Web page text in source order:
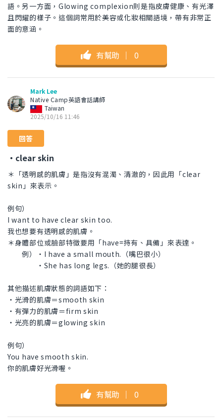
語。另一方面，Glowing complexion則是指皮膚健康、有光澤
且閃耀的樣子。這個詞常用於美容或化妝相關語境，帶有非常正
面的意涵。
有幫助 ｜ 0
Mark Lee
Native Camp英語會話講師
Taiwan
2025/10/16 11:46
回答
・clear skin
＊「透明感的肌膚」是指沒有混濁、清澈的，因此用「clear
skin」來表示。
例句）
I want to have clear skin too.
我也想要有透明感的肌膚。
＊身體部位或臉部特徵要用「have=持有、具備」來表達。
例）・​​I have a small mouth.（嘴巴很小）
・She has long legs.（她的腿很長）
其他描述肌膚狀態的詞語如下：
・光滑的肌膚＝smooth skin
・有彈力的肌膚＝firm skin
・光亮的肌膚＝glowing skin
例句）
You have smooth skin.
你的肌膚好光滑喔。
有幫助 ｜ 0